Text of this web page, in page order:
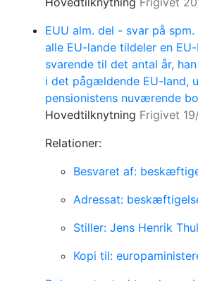
EUU alm. del - svar på
alle EU-lande tildeler en
svarende til det antal år,
i det pågældende EU-land,
pensionistens nuværende
Hovedtilknytning Frigivet
Relationer:
Besvaret af:
Adressat:
Stiller: Jens Henrik
Kopi til: